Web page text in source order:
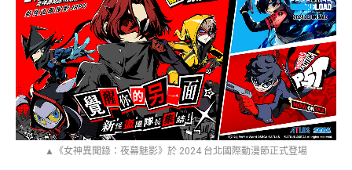
▲《女神異聞錄：夜幕魅影》於 2024 台北國際動漫節正式登場